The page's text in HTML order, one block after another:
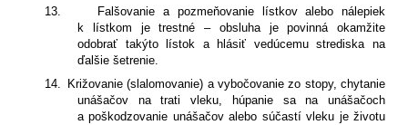
13.
Falšovanie a pozmeňovanie lístkov alebo nálepiek
k lístkom je trestné – obsluha je povinná okamžite
odobrať takýto lístok a hlásiť vedúcemu strediska na
ďalšie šetrenie.
14.
Križovanie (slalomovanie) a vybočovanie zo stopy, chytanie
unášačov na trati vleku, húpanie sa na unášačoch
a poškodzovanie unášačov alebo súčastí vleku je životu